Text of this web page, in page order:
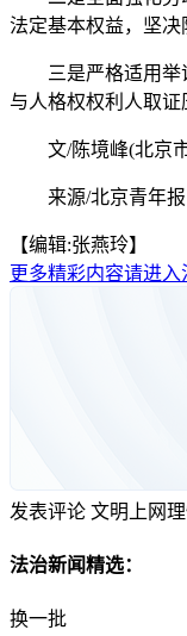
法定基本权益，坚决
三是严格适用举证
与人格权权利人取证
文/陈境峰(北京市
来源/北京青年报
【编辑:张燕玲】
更多精彩内容请进入
发表评论 文明上网
法治新闻精选：
换一批